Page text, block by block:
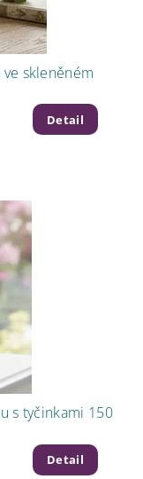
skleněném
Detail
s tyčinkami 150
Detail